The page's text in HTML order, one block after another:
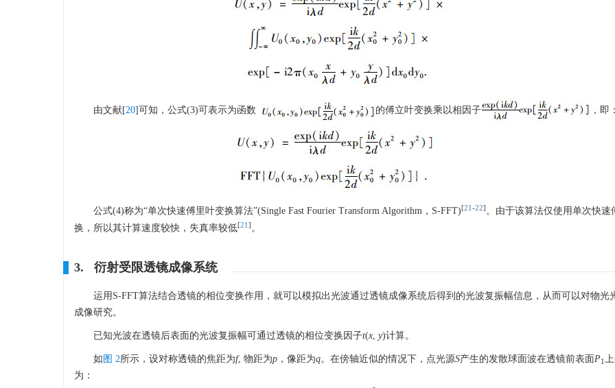
由文献[20]可知，公式(3)可表示为函数 的傅立叶变换乘以相因子 ，即：
公式(4)称为“单次快速傅里叶变换算法”(Single Fast Fourier Transform Algorithm，S-FFT)[21 -22] 。由于该算法仅使用单次快速
换，所以其计算速度较快，失真率较低[21 ] 。
3. 衍射受限透镜成像系统
运用S-FFT算法结合透镜的相位变换作用，就可以模拟出光波通过透镜成像系统后得到的光波复振幅信息，从而可以对物光
成像研究。
已知光波在透镜后表面的光波复振幅可通过透镜的相位变换因子t(x, y)计算。
如 图 2所示，设对称透镜的焦距为f, 物距为p ，像距为q。在傍轴近似的情况下，点光源S产生的发散球面波在透镜前表面P1
为：